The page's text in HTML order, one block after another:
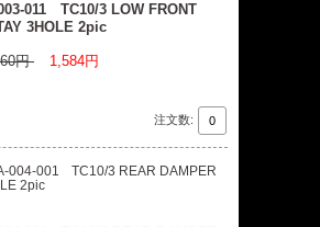
011 TC10/3 LOW FRONT
3HOLE 2pic
円 1,584円
注文数: